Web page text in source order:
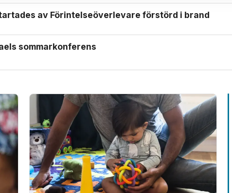
av Förintelse­överlevare förstörd i brand
sommarkonferens